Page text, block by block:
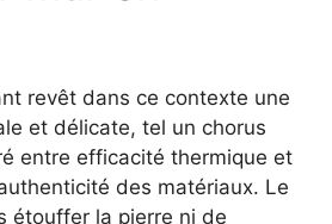
revêt dans ce contexte une
et délicate, tel un chorus
entre efficacité thermique et
des matériaux. Le
étouffer la pierre ni de